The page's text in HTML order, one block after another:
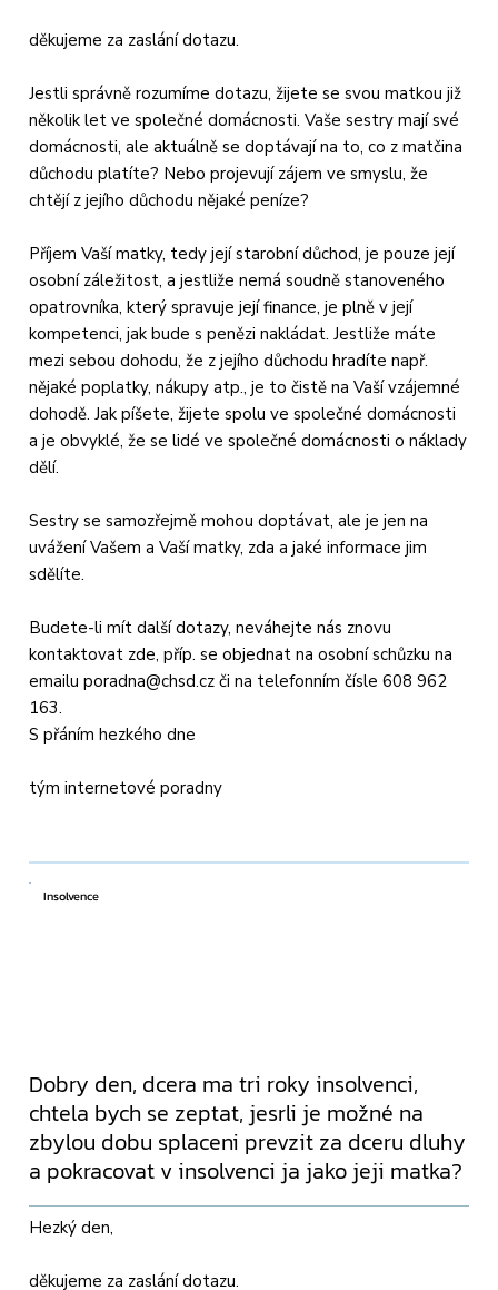
děkujeme za zaslání dotazu.
Jestli správně rozumíme dotazu, žijete se svou matkou již
několik let ve společné domácnosti. Vaše sestry mají své
domácnosti, ale aktuálně se doptávají na to, co z matčina
důchodu platíte? Nebo projevují zájem ve smyslu, že
chtějí z jejího důchodu nějaké peníze?
Příjem Vaší matky, tedy její starobní důchod, je pouze její
osobní záležitost, a jestliže nemá soudně stanoveného
opatrovníka, který spravuje její finance, je plně v její
kompetenci, jak bude s penězi nakládat. Jestliže máte
mezi sebou dohodu, že z jejího důchodu hradíte např.
nějaké poplatky, nákupy atp., je to čistě na Vaší vzájemné
dohodě. Jak píšete, žijete spolu ve společné domácnosti
a je obvyklé, že se lidé ve společné domácnosti o náklady
dělí.
Sestry se samozřejmě mohou doptávat, ale je jen na
uvážení Vašem a Vaší matky, zda a jaké informace jim
sdělíte.
Budete-li mít další dotazy, neváhejte nás znovu
kontaktovat zde, příp. se objednat na osobní schůzku na
emailuporadna@chsd.cz či na telefonním čísle 608 962
163.
S přáním hezkého dne
tým internetové poradny
Insolvence
Dobry den, dcera ma tri roky insolvenci,
chtela bych se zeptat, jesrli je možné na
zbylou dobu splaceni prevzit za dceru dluhy
a pokracovat v insolvenci ja jako jeji matka?
Hezký den,
děkujeme za zaslání dotazu.